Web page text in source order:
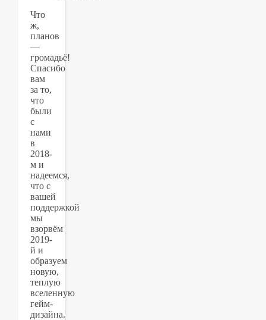
Что
ж,
планов
—
громадьё!
Спасибо
вам
за то,
что
были
с
нами
в
2018-
м и
надеемся,
что с
вашей
поддержкой
мы
взорвём
2019-
й и
образуем
новую,
теплую
вселенную
гейм-
дизайна.